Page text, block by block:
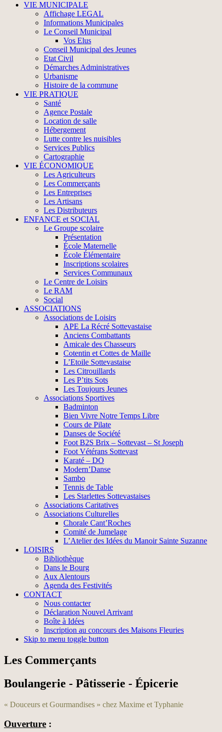
VIE MUNICIPALE
Affichage LEGAL
Informations Municipales
Le Conseil Municipal
Vos Elus
Conseil Municipal des Jeunes
Etat Civil
Démarches Administratives
Urbanisme
Histoire de la commune
VIE PRATIQUE
Santé
Agence Postale
Location de salle
Hébergement
Lutte contre les nuisibles
Services Publics
Cartographie
VIE ÉCONOMIQUE
Les Agriculteurs
Les Commerçants
Les Entreprises
Les Artisans
Les Distributeurs
ENFANCE et SOCIAL
Le Groupe scolaire
Présentation
École Maternelle
École Élémentaire
Inscriptions scolaires
Services Communaux
Le Centre de Loisirs
Le RAM
Social
ASSOCIATIONS
Associations de Loisirs
APE La Récré Sottevastaise
Anciens Combattants
Amicale des Chasseurs
Cotentin et Cottes de Maille
L’Etoile Sottevastaise
Les Citrouillards
Les P’tits Sots
Les Toujours Jeunes
Associations Sportives
Badminton
Bien Vivre Notre Temps Libre
Cours de Pilate
Danses de Société
Foot B2S Brix – Sottevast – St Joseph
Foot Vétérans Sottevast
Karaté – DO
Modern’Danse
Sambo
Tennis de Table
Les Starlettes Sottevastaises
Associations Caritatives
Associations Culturelles
Chorale Cant’Roches
Comité de Jumelage
L’Atelier des Idées du Manoir Sainte Suzanne
LOISIRS
Bibliothèque
Dans le Bourg
Aux Alentours
Agenda des Festivités
CONTACT
Nous contacter
Déclaration Nouvel Arrivant
Boîte à Idées
Inscription au concours des Maisons Fleuries
Skip to menu toggle button
Les Commerçants
Boulangerie - Pâtisserie - Épicerie
« Douceurs et Gourmandises » chez Maxime et Typhanie
Ouverture :